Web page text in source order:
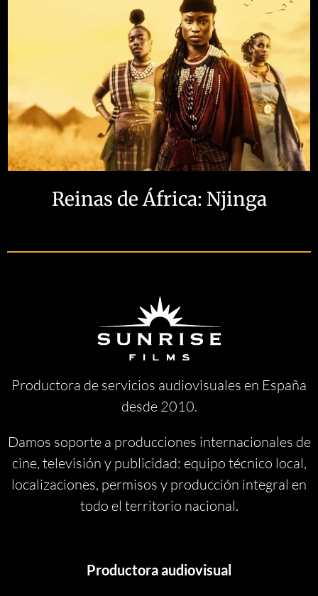
Reinas de África: Njinga
Productora de servicios audiovisuales en España
desde 2010.
Damos soporte a producciones internacionales de
cine, televisión y publicidad: equipo técnico local,
localizaciones, permisos y producción integral en
todo el territorio nacional.
Productora audiovisual